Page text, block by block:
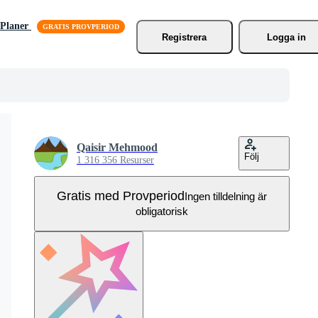
Planer
Registrera
Logga in
Qaisir Mehmood
1 316 356 Resurser Följ
Gratis med ProvperiodIngen tilldelning är
obligatorisk